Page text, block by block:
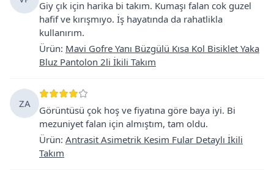
Giy çık için harika bi takım. Kumaşı falan cok guzel
hafif ve kırışmıyo. İş hayatında da rahatlikla
kullanırım.
Ürün: Mavi Gofre Yanı Büzgülü Kısa Kol Bisiklet Yaka
Bluz Pantolon 2li İkili Takım
ZA
Görüntüsü çok hoş ve fiyatına göre baya iyi. Bi
mezuniyet falan için almıştım, tam oldu.
Ürün: Antrasit Asimetrik Kesim Fular Detaylı İkili
Takım